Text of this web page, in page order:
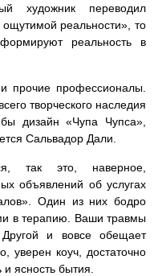
художник переводил
реальности», то
реальность в
прочие профессионалы.
творческого наследия
дизайн «Чупа Чупса»,
Сальвадор Дали.
так это, наверное,
объявлений об услугах
Один из них бодро
в терапию. Ваши травмы
и вовсе обещает
уверен коуч, достаточно
и ясность бытия.